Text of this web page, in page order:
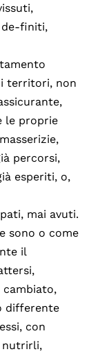
de-finiti,
territori, non
le proprie
percorsi,
esperiti, o,
mai avuti.
sono o come
il
differente
con
nutrirli,